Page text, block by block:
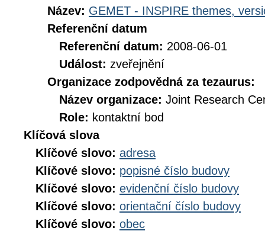
Název: GEMET - INSPIRE themes,
Referenční datum
Referenční datum: 2008-06-01
Událost: zveřejnění
Organizace zodpovědná za tezaurus:
Název organizace: Joint Research
Role: kontaktní bod
Klíčová slova
Klíčové slovo: adresa
Klíčové slovo: popisné číslo budovy
Klíčové slovo: evidenční číslo budovy
Klíčové slovo: orientační číslo budovy
Klíčové slovo: obec